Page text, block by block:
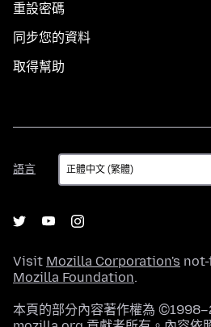
重設密碼
同步您的資料
取得幫助
語言
語
言
Visit Mozilla Corporation's
Mozilla Foundation.
本頁的部分內容著作權為